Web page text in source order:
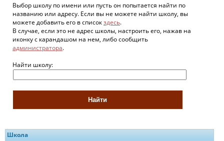
Выбор школу по имени или пусть он попытается найти по
названию или адресу. Если вы не можете найти школу, вы
можете добавить его в списокздесь.
В случае, если это не адрес школы, настроить его, нажав на
иконку с карандашом на нем, либо сообщить
администратора.
Найти школу:
Школа